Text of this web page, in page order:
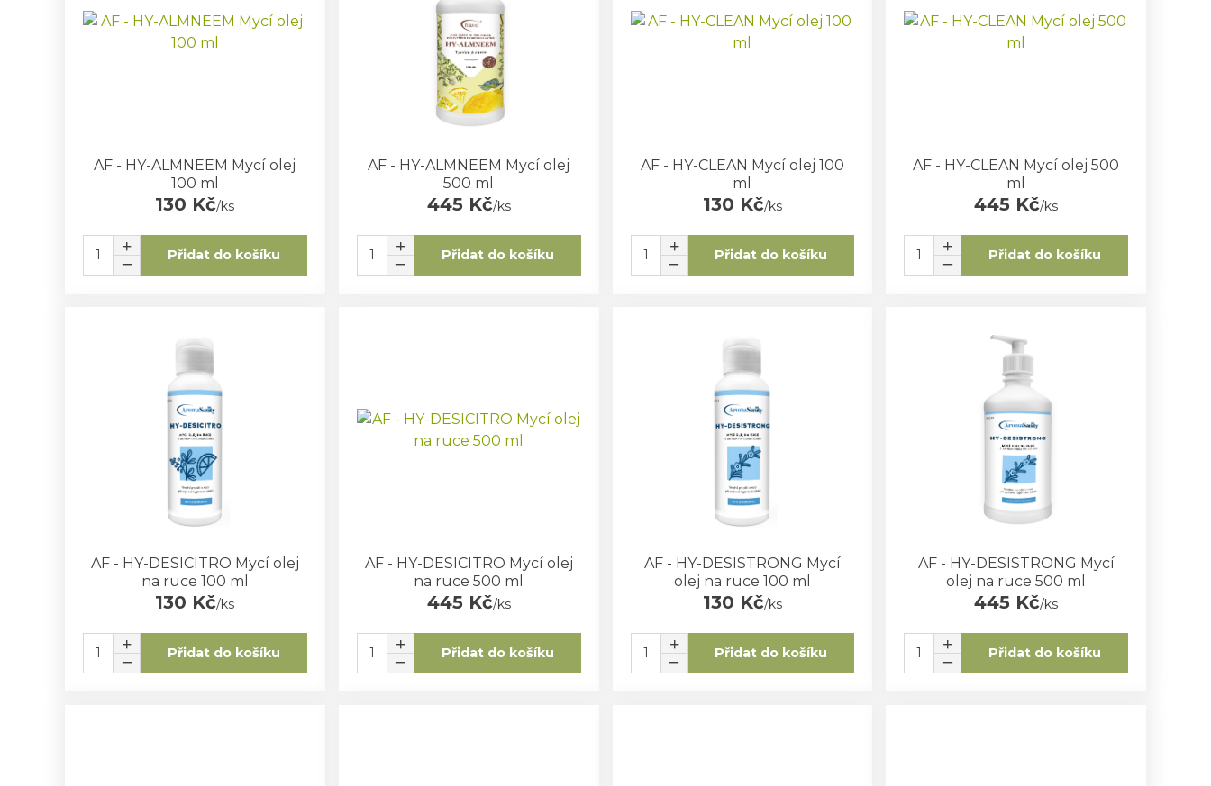
AF - HY-ALMNEEM Mycí olej
100 ml
130 Kč/ks
Přidat do košíku
AF - HY-ALMNEEM Mycí olej
500 ml
445 Kč/ks
Přidat do košíku
AF - HY-CLEAN Mycí olej 100
ml
130 Kč/ks
Přidat do košíku
AF - HY-CLEAN Mycí olej 500
ml
445 Kč/ks
Přidat do košíku
AF - HY-DESICITRO Mycí olej
na ruce 100 ml
130 Kč/ks
Přidat do košíku
AF - HY-DESICITRO Mycí olej
na ruce 500 ml
445 Kč/ks
Přidat do košíku
AF - HY-DESISTRONG Mycí
olej na ruce 100 ml
130 Kč/ks
Přidat do košíku
AF - HY-DESISTRONG Mycí
olej na ruce 500 ml
445 Kč/ks
Přidat do košíku